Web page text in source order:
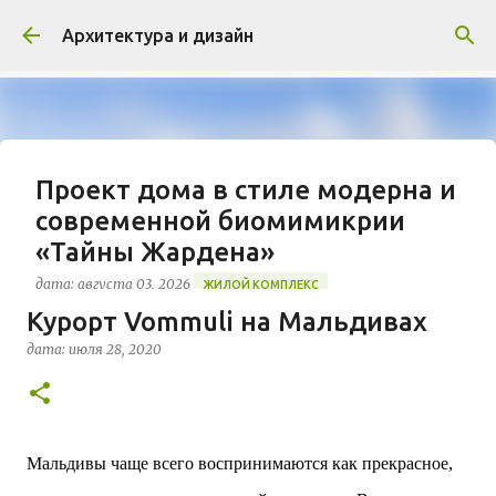
К основному контенту
Архитектура и дизайн
Проект дома в стиле модерна и
современной биомимикрии
«Тайны Жардена»
дата: августа 03, 2026 ЖИЛОЙ КОМПЛЕКС
В марте 2026 года в Монпелье завершилось
строительство знакового жилого комплекса
Architectures. Проект, расположенный на
интеграции современной архитектуры в
Курорт Vommuli на Мальдивах
дата: июля 28, 2020
Мальдивы чаще всего воспринимаются как прекрасное,